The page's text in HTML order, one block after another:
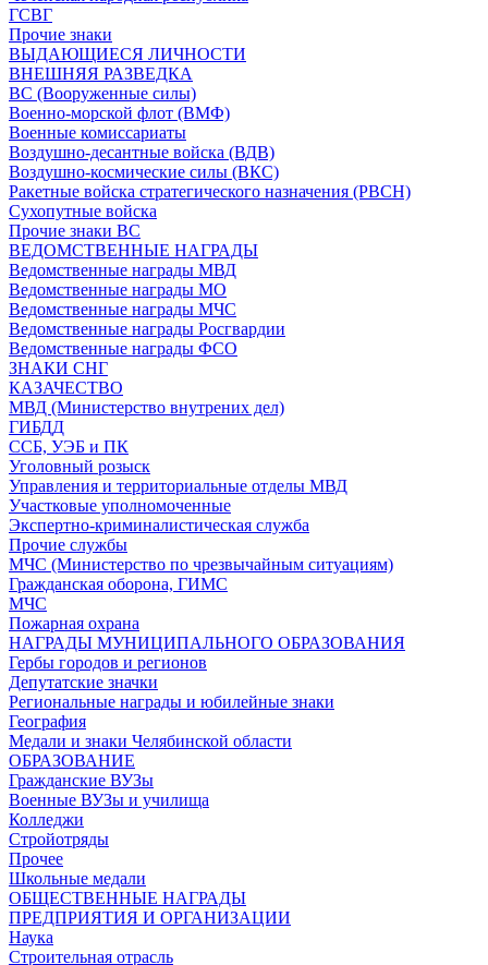
ГСВГ
Прочие знаки
ВЫДАЮЩИЕСЯ ЛИЧНОСТИ
ВНЕШНЯЯ РАЗВЕДКА
ВС (Вооруженные силы)
Военно-морской флот (ВМФ)
Военные комиссариаты
Воздушно-десантные войска (ВДВ)
Воздушно-космические силы (ВКС)
Ракетные войска стратегического назначения (РВСН)
Сухопутные войска
Прочие знаки ВС
ВЕДОМСТВЕННЫЕ НАГРАДЫ
Ведомственные награды МВД
Ведомственные награды МО
Ведомственные награды МЧС
Ведомственные награды Росгвардии
Ведомственные награды ФСО
ЗНАКИ СНГ
КАЗАЧЕСТВО
МВД (Министерство внутрених дел)
ГИБДД
ССБ, УЭБ и ПК
Уголовный розыск
Управления и территориальные отделы МВД
Участковые уполномоченные
Экспертно-криминалистическая служба
Прочие службы
МЧС (Министерство по чрезвычайным ситуациям)
Гражданская оборона, ГИМС
МЧС
Пожарная охрана
НАГРАДЫ МУНИЦИПАЛЬНОГО ОБРАЗОВАНИЯ
Гербы городов и регионов
Депутатские значки
Региональные награды и юбилейные знаки
География
Медали и знаки Челябинской области
ОБРАЗОВАНИЕ
Гражданские ВУЗы
Военные ВУЗы и училища
Колледжи
Стройотряды
Прочее
Школьные медали
ОБЩЕСТВЕННЫЕ НАГРАДЫ
ПРЕДПРИЯТИЯ И ОРГАНИЗАЦИИ
Наука
Строительная отрасль